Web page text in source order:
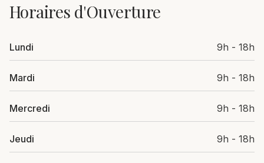
Horaires d'Ouverture
Lundi 9h - 18h
Mardi 9h - 18h
Mercredi 9h - 18h
Jeudi 9h - 18h